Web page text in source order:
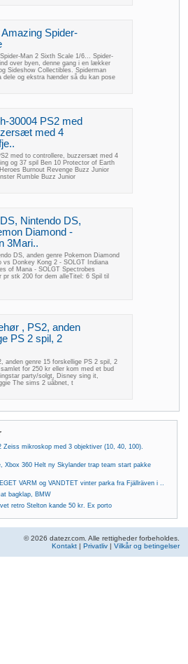
Spider-
Man 2 Sixth Scale 1/6... Spider-
over byen, denne gang i en lækker
Sideshow Collectibles. Spiderman
dele og ekstra hænder så du kan pose
30004 PS2 med
med 4
med to controllere, buzzersæt med 4
og 37 spil Ben 10 Protector of Earth
Burnout Revenge Buzz Junior
Rumble Buzz Junior
Nintendo DS,
Diamond -
3Mari..
DS, anden genre Pokemon Diamond
vs Donkey Kong 2 - SOLGT Indiana
of Mana - SOLGT Spectrobes
pr stk 200 for dem alleTitel: 6 Spil til
, PS2, anden
PS 2 spil, 2
anden genre 15 forskellige PS 2 spil, 2
for 250 kr eller kom med et bud
party/solgt, Disney sing it,
The sims 2 uåbnet, t
Zeiss mikroskop med 3 objektiver (10, 40, 100).
Xbox 360 Helt ny Skylander trap team start pakke
VARM og VANDTET vinter parka fra Fjällräven i ..
bagklap, BMW
retro Stelton kande 50 kr. Ex porto
© 2026 datezr.com. Alle rettigheder forbeholdes.
Kontakt | Privatliv | Vilkår og betingelser